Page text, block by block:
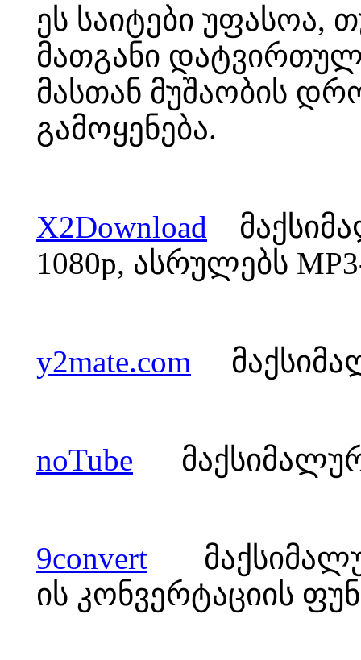
ეს საიტები უფასოა,
მათგანი
მასთან მუშაობის
გამოყენება.
X2Download
1080p, ასრულებს
y2mate.com
noTube
9convert
ის კონვერტაციის